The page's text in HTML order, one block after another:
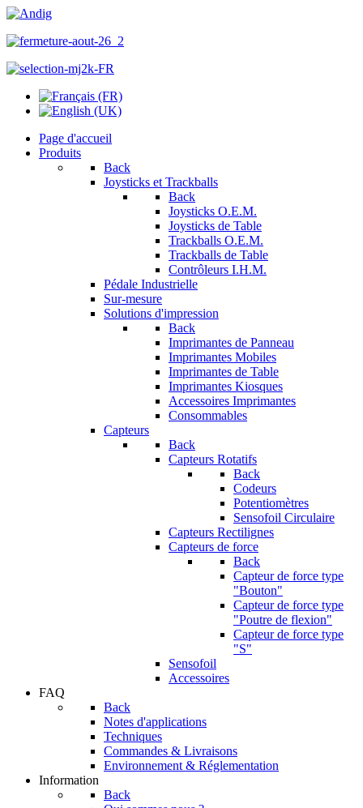
Page d'accueil
Produits
Back
Joysticks et Trackballs
Back
Joysticks O.E.M.
Joysticks de Table
Trackballs O.E.M.
Trackballs de Table
Contrôleurs I.H.M.
Pédale Industrielle
Sur-mesure
Solutions d'impression
Back
Imprimantes de Panneau
Imprimantes Mobiles
Imprimantes de Table
Imprimantes Kiosques
Accessoires Imprimantes
Consommables
Capteurs
Back
Capteurs Rotatifs
Back
Codeurs
Potentiomètres
Sensofoil Circulaire
Capteurs Rectilignes
Capteurs de force
Back
Capteur de force type
"Bouton"
Capteur de force type
"Poutre de flexion"
Capteur de force type
"S"
Sensofoil
Accessoires
FAQ
Back
Notes d'applications
Techniques
Commandes & Livraisons
Environnement & Réglementation
Information
Back